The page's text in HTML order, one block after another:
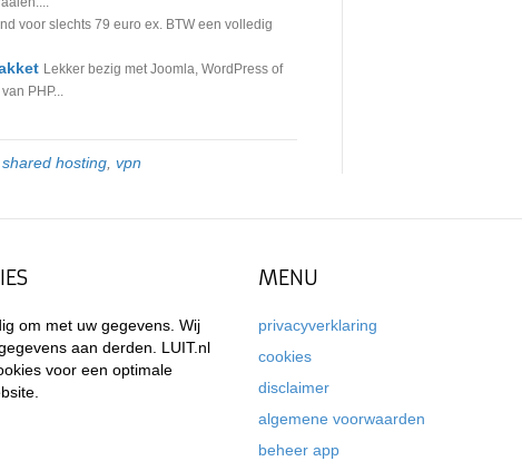
voor slechts 79 euro ex. BTW een volledig
Lekker bezig met Joomla, WordPress of
PHP...
shared hosting vpn
om met uw gegevens. Wij
aan derden. LUIT.nl
voor een optimale
MENU
privacyverklaring
cookies
disclaimer
algemene voorwaarden
beheer app